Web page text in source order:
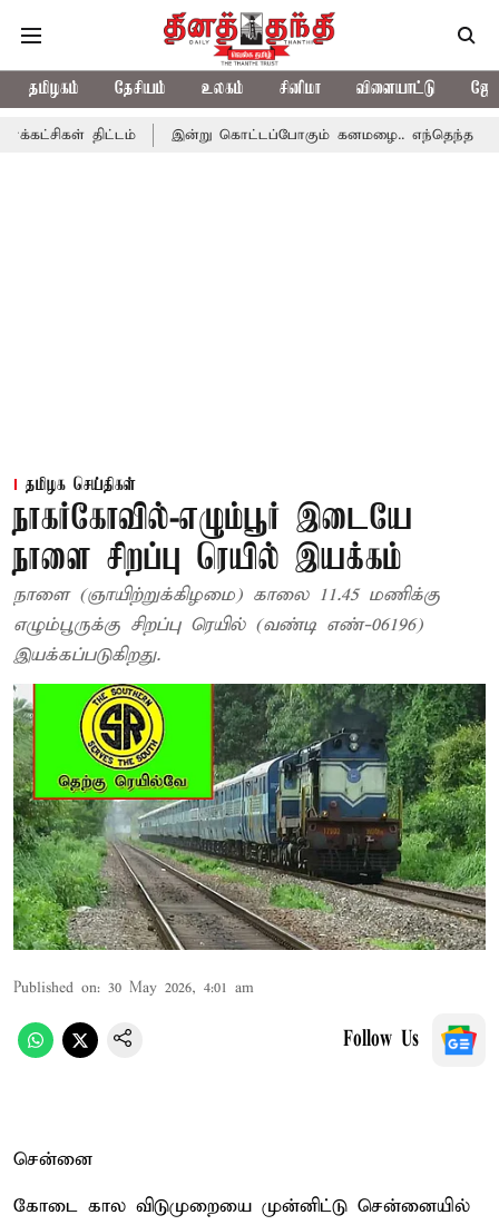
தமிழகம் தேசியம் உலகம் சினிமா விளையாட்டு
திட்டம் இன்று கொட்டப்போகும் கனமழை.. எந்தெந்த மாவட்டங்களில்
தமிழக செய்திகள்
நாகர்கோவில்-எழும்பூர் இடையே
நாளை சிறப்பு ரெயில் இயக்கம்
நாளை (ஞாயிற்றுக்கிழமை) காலை 11.45 மணிக்கு
எழும்பூருக்கு சிறப்பு ரெயில் (வண்டி எண்-06196)
இயக்கப்படுகிறது.
Published on: 30 May 2026, 4:01 am
Follow Us
சென்னை
கோடை கால விடுமுறையை முன்னிட்டு சென்னையில்